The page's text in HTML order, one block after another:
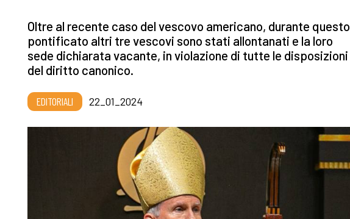
Oltre al recente caso del vescovo americano, durante questo
pontificato altri tre vescovi sono stati allontanati e la loro
sede dichiarata vacante, in violazione di tutte le disposizioni
del diritto canonico.
EDITORIALI 22_01_2024